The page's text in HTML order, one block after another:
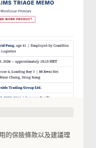
的保險條款以及建議理